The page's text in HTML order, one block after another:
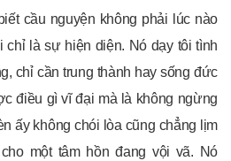
cầu nguyện không phải lúc nào
là sự hiện diện. Nó dạy tôi tình
chỉ cần trung thành hay sống đức
điều gì vĩ đại mà là không ngừng
ấy không chói lòa cũng chẳng lịm
một tâm hồn đang vội vã. Nó